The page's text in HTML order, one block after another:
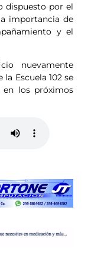
dispuesto por el
importancia de
y el
nuevamente
Escuela 102 se
en los próximos